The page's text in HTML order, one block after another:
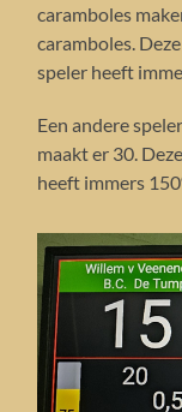
caramboles
caramboles.
speler heeft
Een andere
maakt er 30.
heeft immers